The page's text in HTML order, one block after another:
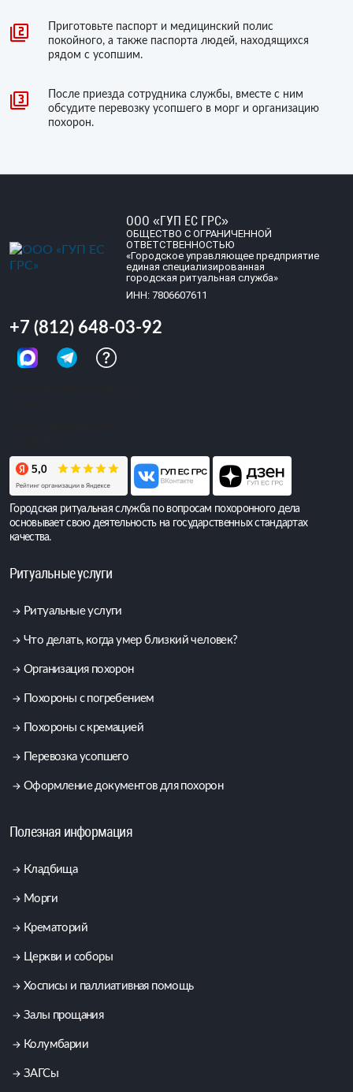
Приготовьте паспорт и медицинский полис
покойного, а также паспорта людей, находящихся
рядом с усопшим.
После приезда сотрудника службы, вместе с ним
обсудите перевозку усопшего в морг и организацию
похорон.
ООО «ГУП ЕС ГРС»
ОБЩЕСТВО С ОГРАНИЧЕННОЙ
ОТВЕТСТВЕННОСТЬЮ
«Городское управляющее предприятие
единая специализированная
городская ритуальная служба»
ИНН: 7806607611
+7 (812) 648-03-92
Городская ритуальная служба по вопросам похоронного дела
основывает свою деятельность на государственных стандартах
качества.
Ритуальные услуги
Ритуальные услуги
Что делать, когда умер близкий человек?
Организация похорон
Похороны с погребением
Похороны с кремацией
Перевозка усопшего
Оформление документов для похорон
Полезная информация
Кладбища
Морги
Крематорий
Церкви и соборы
Хосписы и паллиативная помощь
Залы прощания
Колумбарии
ЗАГСы